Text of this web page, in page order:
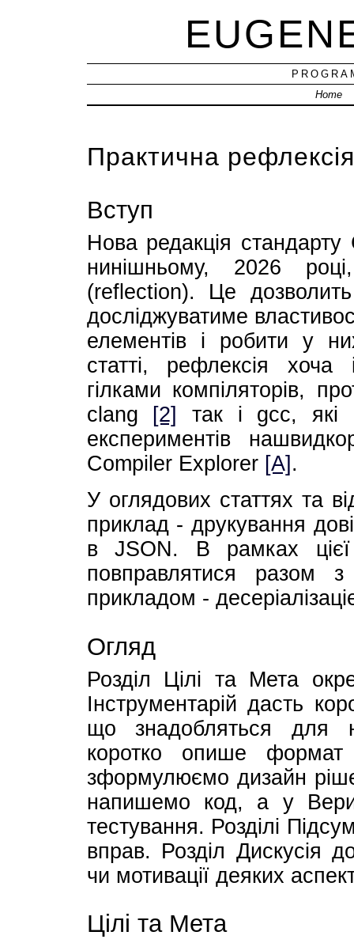
Home
Практична
Вступ
Нова редакція
нинішньому, 2026
(reflection). Це
досліджуватиме
елементів і робити у
статті, рефлексія
гілками компіляторів,
clang [2] так і gcc, які
експериментів
Compiler Explorer [A].
У оглядових статтях та
приклад - друкування
в JSON. В рамках цієї
повправлятися разом
прикладом -
Огляд
Розділ Цілі та Мета
Інструментарій дасть
що знадобляться для
коротко опише формат
зформулюємо дизайн
напишемо код, а у
тестування. Розділі
вправ. Розділ Дискусія
чи мотивації деяких
Цілі та Мета